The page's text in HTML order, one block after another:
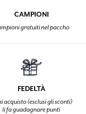
CAMPIONI
gratuiti nel paccho
FEDELTÀ
acquisto (esclusi gli sconti)
li fa guadagnare punti